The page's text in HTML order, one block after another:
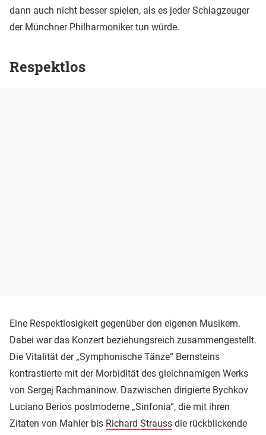
dann auch nicht besser spielen, als es jeder Schlagzeuger
der Münchner Philharmoniker tun würde.
Respektlos
Eine Respektlosigkeit gegenüber den eigenen Musikern.
Dabei war das Konzert beziehungsreich zusammengestellt.
Die Vitalität der „Symphonische Tänze“ Bernsteins
kontrastierte mit der Morbidität des gleichnamigen Werks
von Sergej Rachmaninow. Dazwischen dirigierte Bychkov
Luciano Berios postmoderne „Sinfonia“, die mit ihren
Zitaten von Mahler bis Richard Strauss die rückblickende